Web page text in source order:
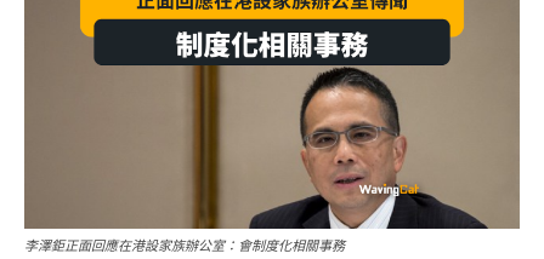
李澤鉅正面回應在港設家族辦公室：會制度化相關事務